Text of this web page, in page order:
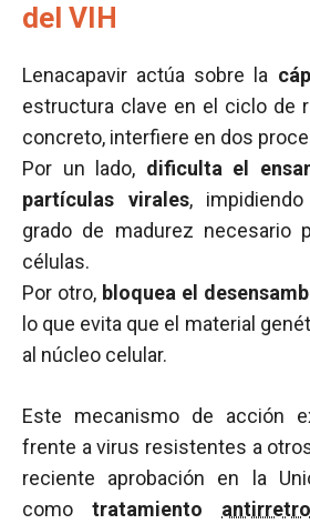
del VIH
Lenacapavir actúa sobre la
estructura clave en el ciclo de
concreto, interfiere en dos
Por un lado, dificulta el
partículas virales,
grado de madurez necesario
células.
Por otro, bloquea el
lo que evita que el material
al núcleo celular.
Este mecanismo de acción
frente a virus resistentes a
reciente aprobación en la
como tratamiento